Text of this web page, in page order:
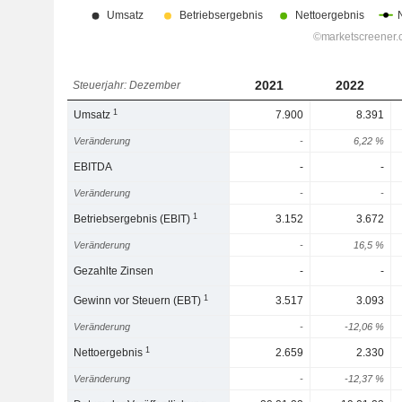
Steuerjahr: Dezember 2021 2022
Umsatz1 7.900 8.391
Veränderung - 6,22 %
EBITDA - -
Veränderung - -
Betriebsergebnis (EBIT)1 3.152 3.672
Veränderung - 16,5 %
Gezahlte Zinsen - -
Gewinn vor Steuern (EBT)1 3.517 3.093
Veränderung - -12,06 %
Nettoergebnis1 2.659 2.330
Veränderung - -12,37 %